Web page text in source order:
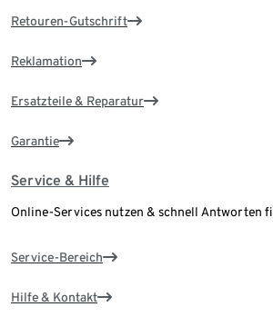
Retouren-Gutschrift
Reklamation
Ersatzteile & Reparatur
Garantie
Service & Hilfe
Online-Services nutzen & schnell Antworten
Service-Bereich
Hilfe & Kontakt